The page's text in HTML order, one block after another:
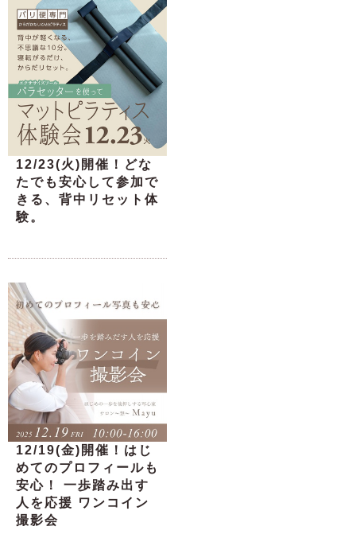
12/23(火)開催！どな
たでも安心して参加で
きる、背中リセット体
験。
12/19(金)開催！はじ
めてのプロフィールも
安心！ 一歩踏み出す
人を応援 ワンコイン
撮影会